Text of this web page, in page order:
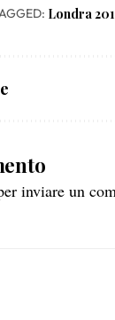
Londra
inviare un